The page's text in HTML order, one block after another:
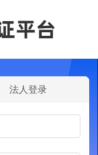
法人登录